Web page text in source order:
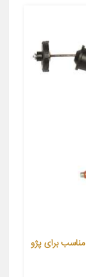
کابل کلاچ سیمیران مدل SIMCCPJ206A4 مناسب برای پژو